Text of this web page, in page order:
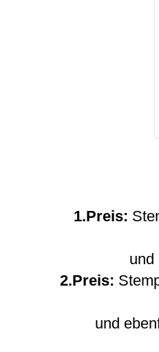
1.Preis:
und
2.Preis:
und